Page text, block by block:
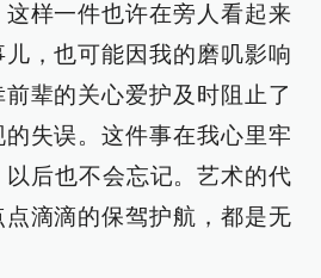
样一件也许在旁人看起来
，也可能因我的磨叽影响
辈的关心爱护及时阻止了
失误。这件事在我心里牢
后也不会忘记。艺术的代
滴滴的保驾护航，都是无